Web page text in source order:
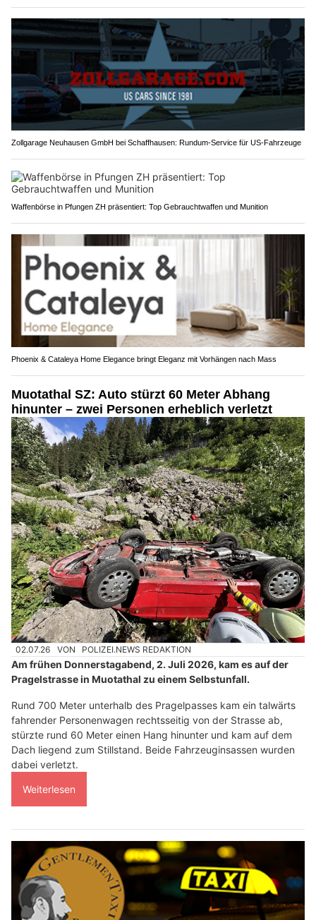
Zollgarage Neuhausen GmbH bei Schaffhausen: Rundum-Service für US-Fahrzeuge
Waffenbörse in Pfungen ZH präsentiert: Top Gebrauchtwaffen und Munition
Phoenix & Cataleya Home Elegance bringt Eleganz mit Vorhängen nach Mass
Muotathal SZ: Auto stürzt 60 Meter Abhang
hinunter – zwei Personen erheblich verletzt
02.07.26 VON POLIZEI.NEWS REDAKTION
Am frühen Donnerstagabend, 2. Juli 2026, kam es auf der
Pragelstrasse in Muotathal zu einem Selbstunfall.
Rund 700 Meter unterhalb des Pragelpasses kam ein talwärts
fahrender Personenwagen rechtsseitig von der Strasse ab,
stürzte rund 60 Meter einen Hang hinunter und kam auf dem
Dach liegend zum Stillstand. Beide Fahrzeuginsassen wurden
dabei verletzt.
Weiterlesen